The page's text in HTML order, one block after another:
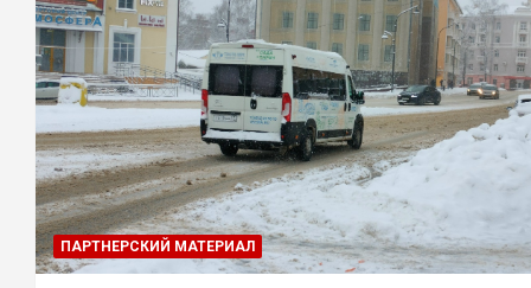
ПАРТНЕРСКИЙ МАТЕРИАЛ